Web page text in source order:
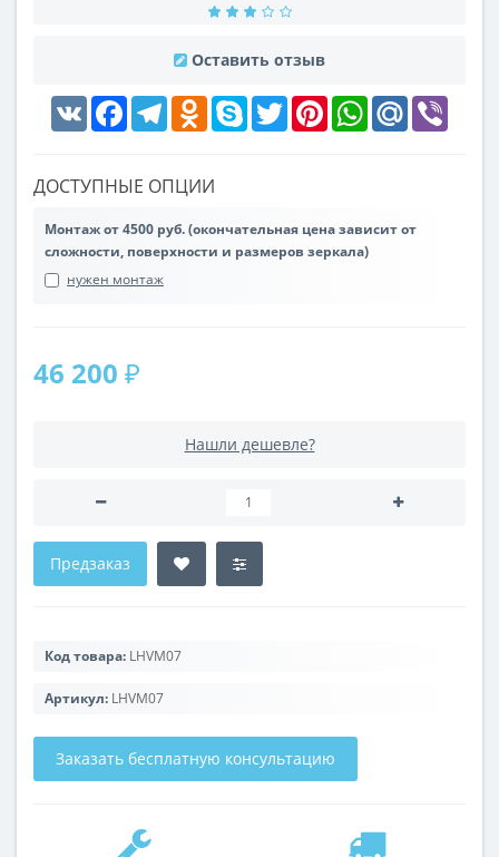
Оставить отзыв
VK FacebookTelegramOdnoklassniki
Skype Twitter PinterestWhatsAppMail.Ru
ДОСТУПНЫЕ ОПЦИИ
Монтаж от 4500 руб. (окончательная цена зависит от
сложности, поверхности и размеров зеркала)
нужен монтаж
46 200 ₽
Нашли дешевле?
Предзаказ
Код товара: LHVM07
Артикул: LHVM07
Заказать бесплатную консультацию